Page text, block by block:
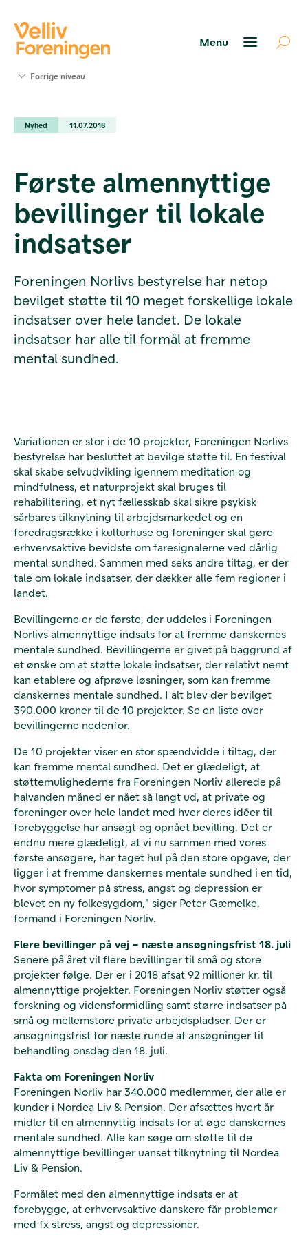
Værktøjer
Foreningen
Kontakt
os
Forrige niveau
Nyhed 11.07.2018
Første almennyttige
bevillinger til lokale
indsatser
Foreningen Norlivs bestyrelse har netop
bevilget støtte til 10 meget forskellige lokale
indsatser over hele landet. De lokale
indsatser har alle til formål at fremme
mental sundhed.
Variationen er stor i de 10 projekter, Foreningen Norlivs
bestyrelse har besluttet at bevilge støtte til. En festival
skal skabe selvudvikling igennem meditation og
mindfulness, et naturprojekt skal bruges til
rehabilitering, et nyt fællesskab skal sikre psykisk
sårbares tilknytning til arbejdsmarkedet og en
foredragsrække i kulturhuse og foreninger skal gøre
erhvervsaktive bevidste om faresignalerne ved dårlig
mental sundhed. Sammen med seks andre tiltag, er der
tale om lokale indsatser, der dækker alle fem regioner i
landet.
Bevillingerne er de første, der uddeles i Foreningen
Norlivs almennyttige indsats for at fremme danskernes
mentale sundhed. Bevillingerne er givet på baggrund af
et ønske om at støtte lokale indsatser, der relativt nemt
kan etablere og afprøve løsninger, som kan fremme
danskernes mentale sundhed. I alt blev der bevilget
390.000 kroner til de 10 projekter. Se en liste over
bevillingerne nedenfor.
De 10 projekter viser en stor spændvidde i tiltag, der
kan fremme mental sundhed. Det er glædeligt, at
støttemulighederne fra Foreningen Norliv allerede på
halvanden måned er nået så langt ud, at private og
foreninger over hele landet med hver deres idéer til
forebyggelse har ansøgt og opnået bevilling. Det er
endnu mere glædeligt, at vi nu sammen med vores
første ansøgere, har taget hul på den store opgave, der
ligger i at fremme danskernes mentale sundhed i en tid,
hvor symptomer på stress, angst og depression er
blevet en ny folkesygdom,” siger Peter Gæmelke,
formand i Foreningen Norliv.
Flere bevillinger på vej – næste ansøgningsfrist 18. juli
Senere på året vil flere bevillinger til små og store
projekter følge. Der er i 2018 afsat 92 millioner kr. til
almennyttige projekter. Foreningen Norliv støtter også
forskning og vidensformidling samt større indsatser på
små og mellemstore private arbejdspladser. Der er
ansøgningsfrist for næste runde af ansøgninger til
behandling onsdag den 18. juli.
Fakta om Foreningen Norliv
Foreningen Norliv har 340.000 medlemmer, der alle er
kunder i Nordea Liv & Pension. Der afsættes hvert år
midler til en almennyttig indsats for at øge danskernes
mentale sundhed. Alle kan søge om støtte til de
almennyttige bevillinger uanset tilknytning til Nordea
Liv & Pension.
Formålet med den almennyttige indsats er at
forebygge, at erhvervsaktive danskere får problemer
med fx stress, angst og depressioner.